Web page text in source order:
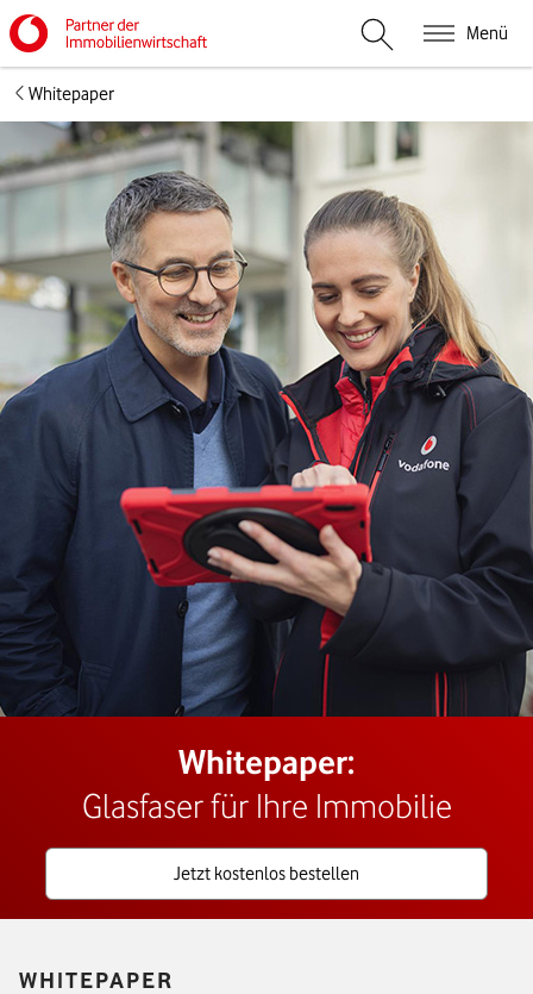
Menü
Suche öffnen
Whitepaper
Whitepaper:
Glasfaser für Ihre Immobilie
Jetzt Whitepaper "Glasfaser für Ihre Immobilie"
Jetzt kostenlos bestellen
WHITEPAPER